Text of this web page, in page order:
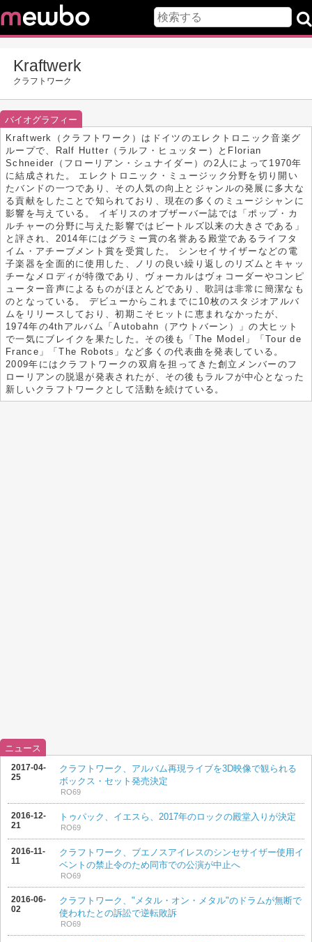
Kraftwerk
クラフトワーク
バイオグラフィー
Kraftwerk（クラフトワーク）はドイツのエレクトロニック音楽グ
ループで、Ralf Hutter（ラルフ・ヒュッター）とFlorian
Schneider（フローリアン・シュナイダー）の2人によって1970年
に結成された。 エレクトロニック・ミュージック分野を切り開い
たバンドの一つであり、その人気の向上とジャンルの発展に多大な
る貢献をしたことで知られており、現在の多くのミュージシャンに
影響を与えている。 イギリスのオブザーバー誌では「ポップ・カ
ルチャーの分野に与えた影響ではビートルズ以来の大きさである」
と評され、2014年にはグラミー賞の名誉ある殿堂であるライフタ
イム・アチーブメント賞を受賞した。 シンセイサイザーなどの電
子楽器を全面的に使用した、ノリの良い繰り返しのリズムとキャッ
チーなメロディが特徴であり、ヴォーカルはヴォコーダーやコンピ
ューター音声によるものがほとんどであり、歌詞は非常に簡潔なも
のとなっている。 デビューからこれまでに10枚のスタジオアルバ
ムをリリースしており、初期こそヒットに恵まれなかったが、
1974年の4thアルバム「Autobahn（アウトバーン）」の大ヒット
で一気にブレイクを果たした。その後も「The Model」「Tour de
France」「The Robots」など多くの代表曲を発表している。
2009年にはクラフトワークの双肩を担ってきた創立メンバーのフ
ローリアンの脱退が発表されたが、その後もラルフが中心となった
新しいクラフトワークとして活動を続けている。
ニュース
2017-04-
25
クラフトワーク、アルバム再現ライブを3D映像で観られる
ボックス・セット発売決定
RO69
2016-12-
21
トゥパック、イエスら、2017年のロックの殿堂入りが決定
RO69
2016-11-
11
クラフトワーク、ブエノスアイレスのシンセサイザー使用イ
ベントの禁止令のため同市での公演が中止へ
RO69
2016-06-
02
クラフトワーク、"メタル・オン・メタル"のドラムが無断で
使われたとの訴訟で逆転敗訴
RO69